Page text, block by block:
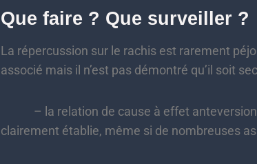
Que faire ? Que surveiller ?
La répercussion sur le rachis est rarement
associé mais il n’est pas démontré qu’il soit
– la relation de cause à effet anteversion
clairement établie, même si de nombreuses